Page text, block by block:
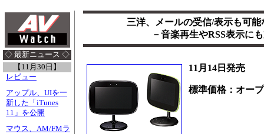
◇ 最新ニュース ◇
【11月30日】
レビュー
アップル、UIを一
新した「iTunes
11」を公開
マウス、AM/FMラ
三洋、メールの受信/表示も可
－音楽再生やRSS表示に
11月14日発売
標準価格：オー